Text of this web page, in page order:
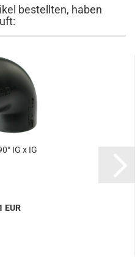
bestellten, haben
IG x IG
EUR